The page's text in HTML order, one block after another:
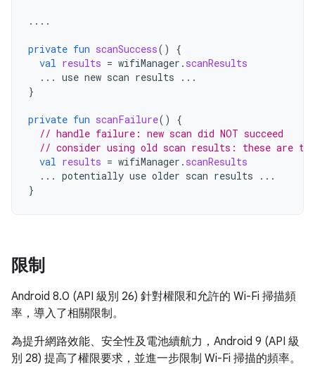
....
private fun scanSuccess()
{
val results = wifiManager . scanResults
... use new scan results
...
}
private fun scanFailure()
{
// handle failure: new scan did NOT succeed
// consider using old scan results: these are
val results = wifiManager . scanResults
... potentially use older scan results
...
}
限制
Android 8.0 (API 級別 26) 針對權限和允許的 Wi-Fi 掃描頻
率，導入了相關限制。
為提升網路效能、安全性及電池續航力，Android 9 (API 級
別 28) 提高了權限要求，並進一步限制 Wi-Fi 掃描的頻率。